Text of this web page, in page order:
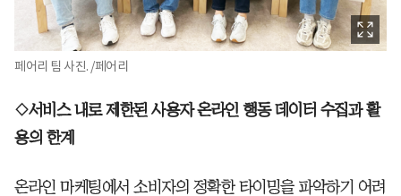
페어리 팀 사진. /페어리
◇서비스 내로 제한된 사용자 온라인 행동 데이터 수집과 활
용의 한계
온라인 마케팅에서 소비자의 정확한 타이밍을 파악하기 어려